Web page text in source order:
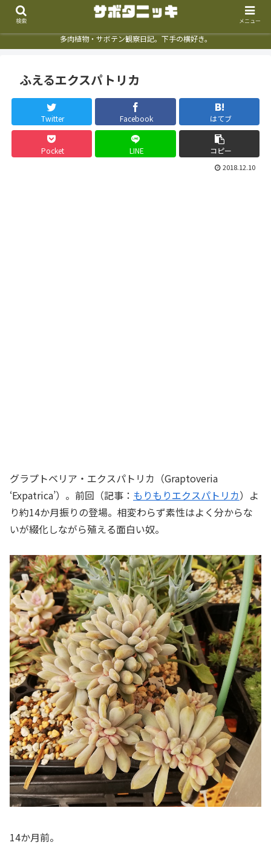
多肉植物・サボテン観察日記。下手の横好き。
ふえるエクスパトリカ
Twitter Facebook はてブ
Pocket LINE コピー
2018.12.10
グラプトベリア・エクスパトリカ（Graptoveria
‘Expatrica’）。前回（記事： もりもりエクスパトリカ）よ
り約14か月振りの登場。相変わらず素性はよく分からな
いが綴化しながら殖える面白い奴。
14か月前。
検索 メニュー